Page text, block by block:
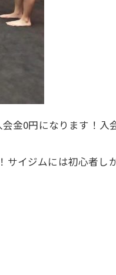
金0円になります！入
イジムには初心者し